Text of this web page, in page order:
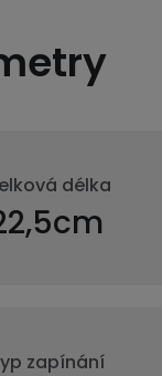
délka
zapínání